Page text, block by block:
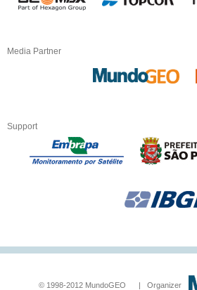
Media Partner
Support
© 1998-2012 MundoGEO | Organizer